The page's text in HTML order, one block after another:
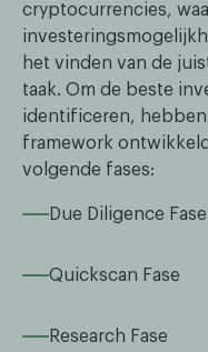
cryptocurrencies,
het vinden van de
taak. Om de beste
identificeren, hebben
framework
volgende fases:
Due Diligence Fase
Quickscan Fase
Research Fase